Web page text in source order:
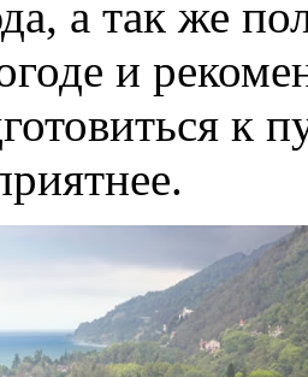
а так же
и
к